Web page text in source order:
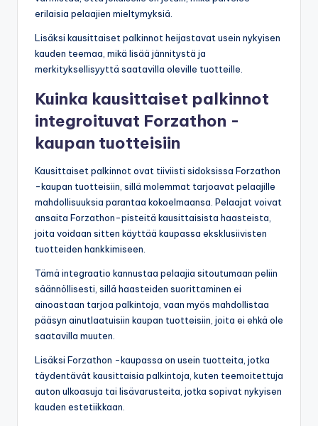
erilaisia pelaajien mieltymyksiä.
Lisäksi kausittaiset palkinnot heijastavat usein nykyisen
kauden teemaa, mikä lisää jännitystä ja
merkityksellisyyttä saatavilla oleville tuotteille.
Kuinka kausittaiset palkinnot
integroituvat Forzathon -
kaupan tuotteisiin
Kausittaiset palkinnot ovat tiiviisti sidoksissa Forzathon
-kaupan tuotteisiin, sillä molemmat tarjoavat pelaajille
mahdollisuuksia parantaa kokoelmaansa. Pelaajat voivat
ansaita Forzathon-pisteitä kausittaisista haasteista,
joita voidaan sitten käyttää kaupassa eksklusiivisten
tuotteiden hankkimiseen.
Tämä integraatio kannustaa pelaajia sitoutumaan peliin
säännöllisesti, sillä haasteiden suorittaminen ei
ainoastaan tarjoa palkintoja, vaan myös mahdollistaa
pääsyn ainutlaatuisiin kaupan tuotteisiin, joita ei ehkä ole
saatavilla muuten.
Lisäksi Forzathon -kaupassa on usein tuotteita, jotka
täydentävät kausittaisia palkintoja, kuten teemoitettuja
auton ulkoasuja tai lisävarusteita, jotka sopivat nykyisen
kauden estetiikkaan.